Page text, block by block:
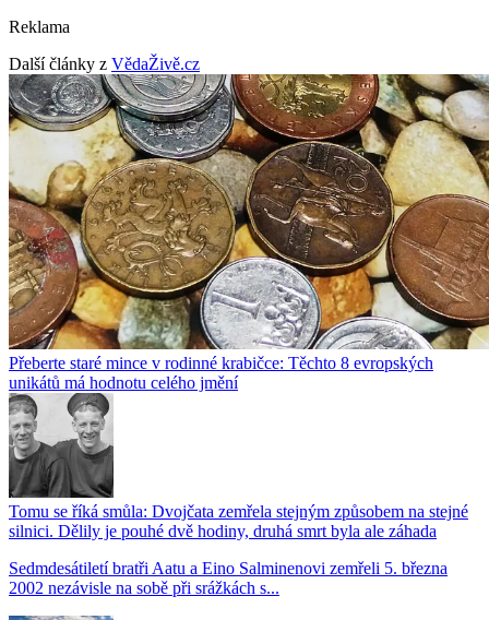
Reklama
Další články z VědaŽivě.cz
Přeberte staré mince v rodinné krabičce: Těchto 8 evropských
unikátů má hodnotu celého jmění
Tomu se říká smůla: Dvojčata zemřela stejným způsobem na stejné
silnici. Dělily je pouhé dvě hodiny, druhá smrt byla ale záhada
Sedmdesátiletí bratři Aatu a Eino Salminenovi zemřeli 5. března
2002 nezávisle na sobě při srážkách s...